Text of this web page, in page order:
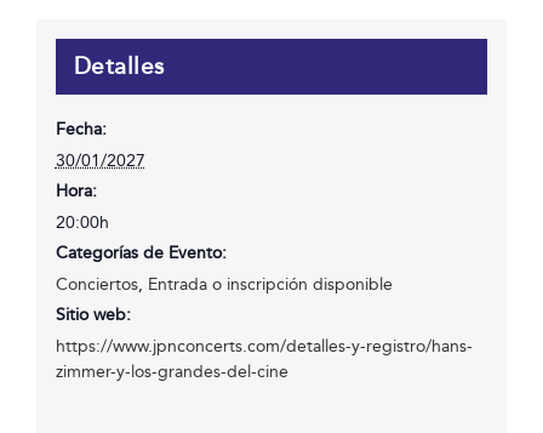
Detalles
Fecha:
30/01/2027
Hora:
20:00h
Categorías de Evento:
Conciertos, Entrada o inscripción disponible
Sitio web:
https://www.jpnconcerts.com/detalles-y-registro/hans-
zimmer-y-los-grandes-del-cine